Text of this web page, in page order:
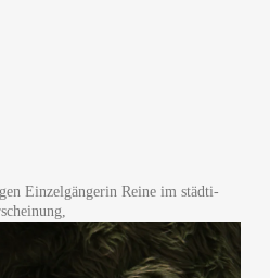
Ein­zel­gän­ge­rin Rei­ne im städ­ti­